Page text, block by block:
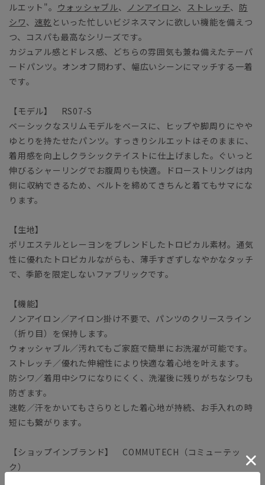
ルエット"。 ウォッシャブル、 ノンアイロン、 ストレッチ、 防
シワ、 速乾 といった忙しいビジネスマンに欲しい機能を備えつ
つ、コスパも最高なシリーズです。
カジュアル感とドレス感、どちらの雰囲気も兼ね備えたテーパ
ードパンツ。オンオフ問わず、幅広いシーンにマッチする一着
です。
【モデル】 RS07-S
ベーシックなスリムモデルをベースに、ヒップや脚周りにやや
ゆとりを持たせたパンツ。すっきりシルエットはそのままに、
着用感を向上しクラシックテイストに仕上げました。ぐいっと
伸びるシャーリングでお腹周りも快適。ドローストリングは内
側に収納できるため、ベルトを締めてきちんと着てもサマにな
ります。
【生地】
ポリエステルとレーヨンをブレンドしたトロピカル素材。通気
性に優れたトロピカルながらも、薄手すぎずしなやかなタッチ
で、季節を限定しないファブリックです。
【機能】
ノンアイロン／アイロン掛け不要で、パンツのクリースライン
（折り目）を保持します。
ウォッシャブル／汚れてもご家庭で簡単にお洗濯が可能です。
ストレッチ／優れた伸縮性により快適な着心地を叶えます。
防シワ／着用中シワになりにくく、洗濯後に残りがちなシワも
防ぎます。
速乾／汗をかいてもさらりとした着心地が持続、お手入れの時
短にも繋がります。
【ショップインブランド】 COMMUTECH（コミューテッ
ク）